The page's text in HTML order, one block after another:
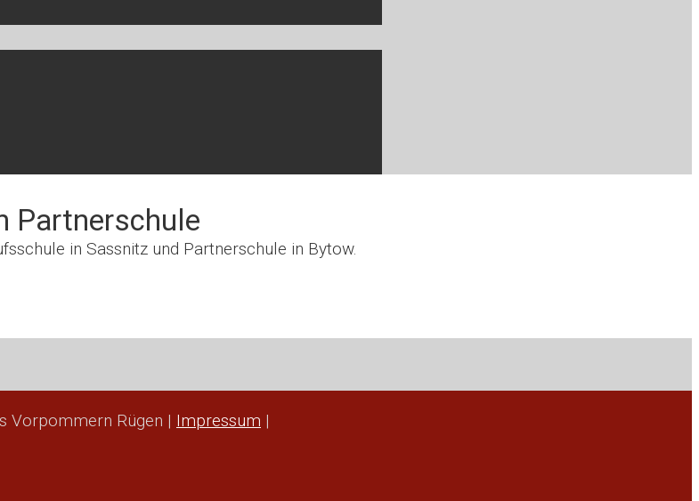
Partnerschule
in Sassnitz und Partnerschule in Bytow.
Vorpommern Rügen | Impressum |